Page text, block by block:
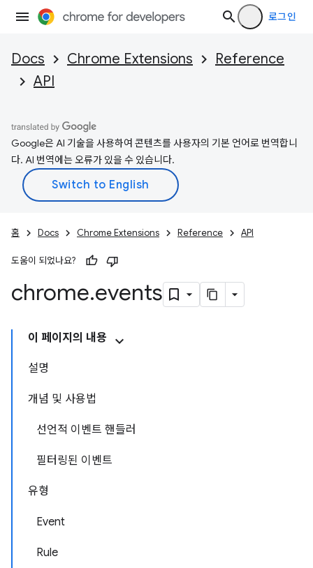
로그인
Docs Chrome Extensions
Reference
API
Google은 AI 기술을 사용하여 콘텐츠를 사용자의 기본 언어로 번역합니
다. AI 번역에는 오류가 있을 수 있습니다.
홈 Docs Chrome Extensions Reference API
도움이 되었나요?
chrome.events
이 페이지의 내용
설명
개념 및 사용법
선언적 이벤트 핸들러
필터링된 이벤트
유형
Event
Rule